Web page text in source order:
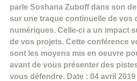
parle Soshana Zuboff dans son
sur une traque continuelle de vos
numériques. Celle-ci a un impact
de vos projets. Cette conférence
sont les moyens mis en oeuvre
avant de vous présenter des
vous défendre. Date : 04 avril